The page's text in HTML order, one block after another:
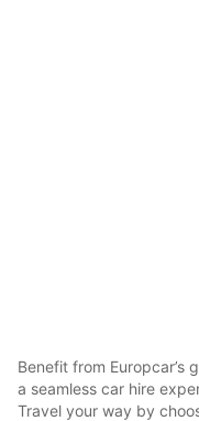
Benefit from Europcar’s
a seamless car hire
Travel your way by